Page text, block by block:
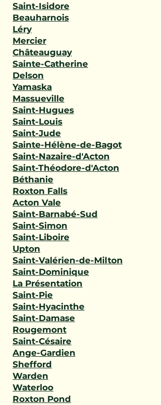
Saint-Isidore
Beauharnois
Léry
Mercier
Châteauguay
Sainte-Catherine
Delson
Yamaska
Massueville
Saint-Hugues
Saint-Louis
Saint-Jude
Sainte-Hélène-de-Bagot
Saint-Nazaire-d'Acton
Saint-Théodore-d'Acton
Béthanie
Roxton Falls
Acton Vale
Saint-Barnabé-Sud
Saint-Simon
Saint-Liboire
Upton
Saint-Valérien-de-Milton
Saint-Dominique
La Présentation
Saint-Pie
Saint-Hyacinthe
Saint-Damase
Rougemont
Saint-Césaire
Ange-Gardien
Shefford
Warden
Waterloo
Roxton Pond